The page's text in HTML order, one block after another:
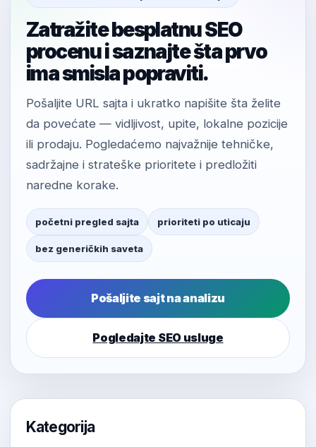
Zatražite besplatnu SEO
procenu i saznajte šta prvo
ima smisla popraviti.
Pošaljite URL sajta i ukratko napišite šta želite
da povećate — vidljivost, upite, lokalne pozicije
ili prodaju. Pogledaćemo najvažnije tehničke,
sadržajne i strateške prioritete i predložiti
naredne korake.
početni pregled sajta prioriteti po uticaju
bez generičkih saveta
Pošaljite sajt na analizu
Pogledajte SEO usluge
Kategorija